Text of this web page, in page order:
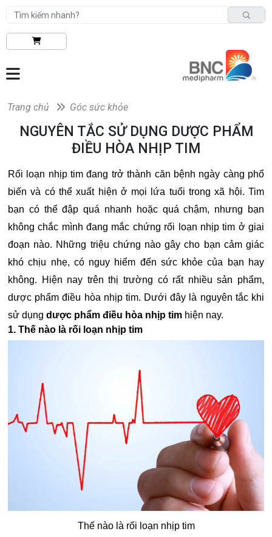
Trang chủ Góc sức khỏe
NGUYÊN TẮC SỬ DỤNG DƯỢC PHẨM
ĐIỀU HÒA NHỊP TIM
Rối loạn nhịp tim đang trở thành căn bệnh ngày càng phổ
biến và có thể xuất hiện ở mọi lứa tuổi trong xã hội. Tim
bạn có thể đập quá nhanh hoặc quá chậm, nhưng bạn
không chắc mình đang mắc chứng rối loạn nhịp tim ở giai
đoạn nào. Những triệu chứng nào gây cho bạn cảm giác
khó chịu nhẹ, có nguy hiểm đến sức khỏe của bạn hay
không. Hiện nay trên thị trường có rất nhiều sản phẩm,
dược phẩm điều hòa nhịp tim. Dưới đây là nguyên tắc khi
sử dụng dược phẩm điều hòa nhịp tim hiện nay.
1. Thế nào là rối loạn nhịp tim
Thế nào là rối loạn nhịp tim